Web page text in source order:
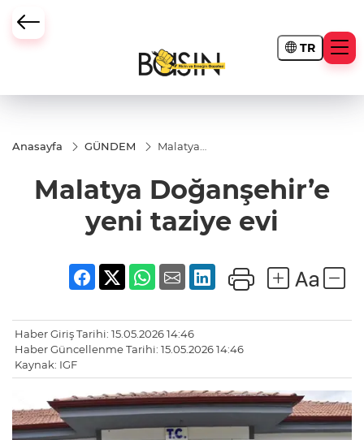
TR
Anasayfa GÜNDEM
Malatya
evi
Malatya Doğanşehir’e
yeni taziye evi
Haber Giriş Tarihi: 15.05.2026 14:46
Haber Güncellenme Tarihi: 15.05.2026 14:46
Kaynak: IGF